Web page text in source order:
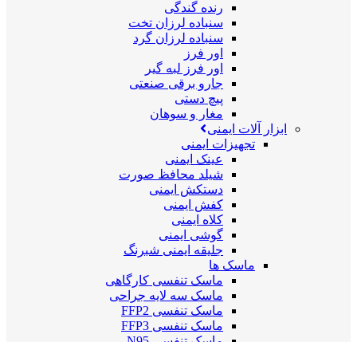
رنده گندگی
سنباده لرزان تخت
سنباده لرزان گرد
اور فرز
اور فرز لبه گیر
جارو برقی صنعتی
پیچ دستی
مغار و سوهان
ابزار آلات ایمنی
تجهیزات ایمنی
عینک ایمنی
شیلد محافظ صورت
دستکش ایمنی
کفش ایمنی
کلاه ایمنی
گوشی ایمنی
جلیقه ایمنی شبرنگ
ماسک ها
ماسک تنفسی کارگاهی
ماسک سه لایه جراحی
ماسک تنفسی FFP2
ماسک تنفسی FFP3